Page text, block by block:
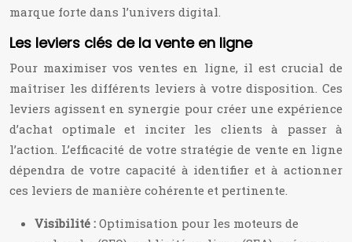
marque forte dans l’univers digital.
Les leviers clés de la vente en ligne
Pour maximiser vos ventes en ligne, il est crucial de
maîtriser les différents leviers à votre disposition. Ces
leviers agissent en synergie pour créer une expérience
d’achat optimale et inciter les clients à passer à
l’action. L’efficacité de votre stratégie de vente en ligne
dépendra de votre capacité à identifier et à actionner
ces leviers de manière cohérente et pertinente.
Visibilité : Optimisation pour les moteurs de